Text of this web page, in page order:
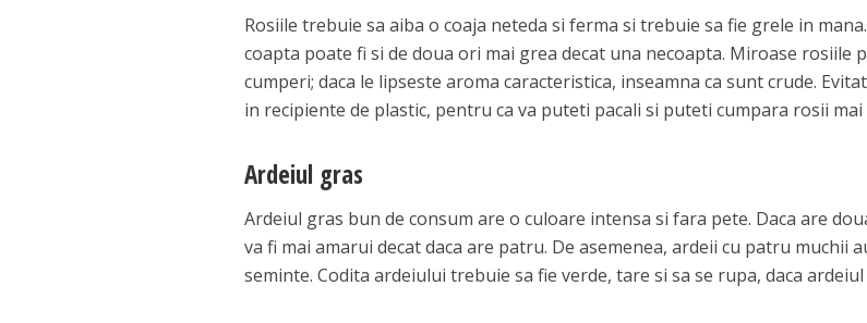
Rosiile trebuie sa aiba o coaja neteda si ferma si trebuie sa fie grele in
coapta poate fi si de doua ori mai grea decat una necoapta. Miroase rosiile
cumperi; daca le lipseste aroma caracteristica, inseamna ca sunt crude.
in recipiente de plastic, pentru ca va puteti pacali si puteti cumpara rosii
Ardeiul gras
Ardeiul gras bun de consum are o culoare intensa si fara pete. Daca are
va fi mai amarui decat daca are patru. De asemenea, ardeii cu patru muchii
seminte. Codita ardeiului trebuie sa fie verde, tare si sa se rupa, daca